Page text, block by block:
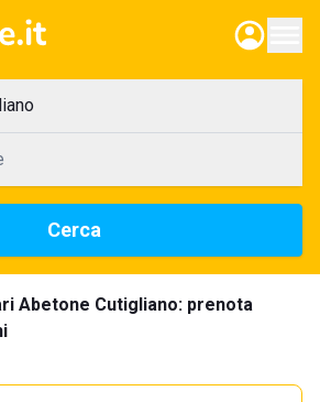
Cerca
Abetone Cutigliano: prenota